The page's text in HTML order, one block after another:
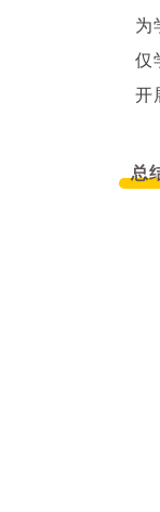
为
仅
开
总